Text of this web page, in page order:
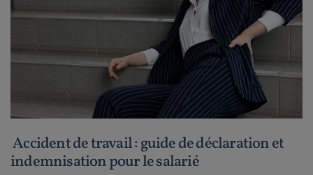
Accident de travail : guide de déclaration et
indemnisation pour le salarié